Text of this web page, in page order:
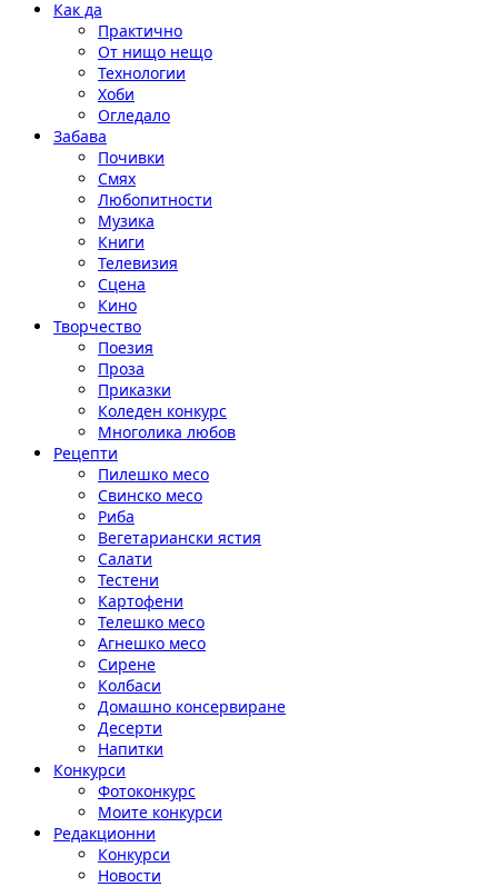
Как да
Практично
От нищо нещо
Технологии
Хоби
Огледало
Забава
Почивки
Смях
Любопитности
Музика
Книги
Телевизия
Сцена
Кино
Творчество
Поезия
Проза
Приказки
Коледен конкурс
Многолика любов
Рецепти
Пилешко месо
Свинско месо
Риба
Вегетариански ястия
Салати
Тестени
Картофени
Телешко месо
Агнешко месо
Сирене
Колбаси
Домашно консервиране
Десерти
Напитки
Конкурси
Фотоконкурс
Моите конкурси
Редакционни
Конкурси
Новости